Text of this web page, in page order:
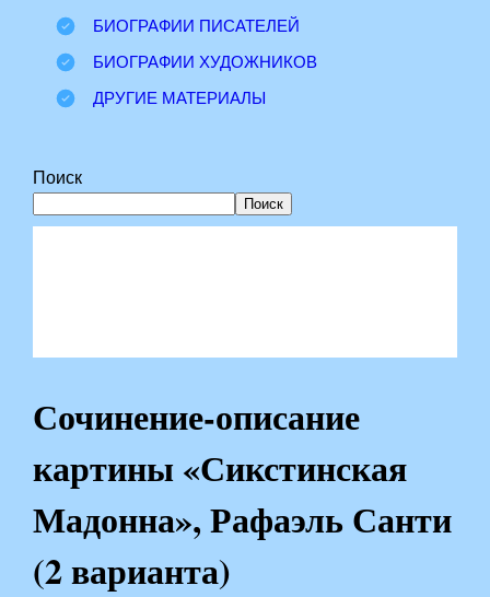
БИОГРАФИИ ПИСАТЕЛЕЙ
БИОГРАФИИ ХУДОЖНИКОВ
ДРУГИЕ МАТЕРИАЛЫ
Поиск
Поиск
Сочинение-описание
картины «Сикстинская
Мадонна», Рафаэль Санти
(2 варианта)